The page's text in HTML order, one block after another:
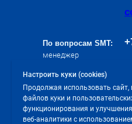
Настроить куки (cookies)
Продолжая использовать сайт,
файлов куки и
функционирования и
веб‑аналитики с
Эксклюзивный
ООО «Гексан» — ООО
менеджер
– Алексей Баев
По вопросам SMT: